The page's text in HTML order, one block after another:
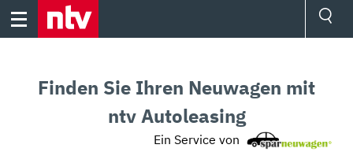
Skip
Finden Sie Ihren Neuwagen mit
ntv Autoleasing
Ein Service von